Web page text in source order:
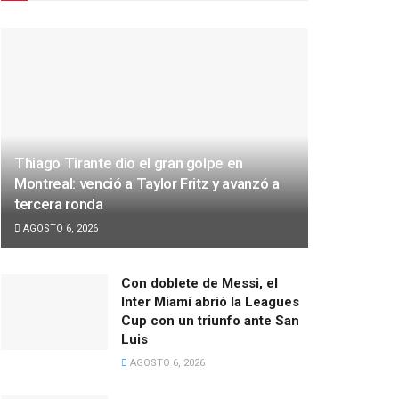
Thiago Tirante dio el gran golpe en
Montreal: venció a Taylor Fritz y avanzó a
tercera ronda
AGOSTO 6, 2026
Con doblete de Messi, el
Inter Miami abrió la Leagues
Cup con un triunfo ante San
Luis
AGOSTO 6, 2026